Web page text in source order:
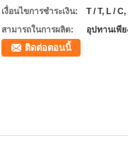
เงื่อนไขการชำระเงิน:
T / T, L /
สามารถในการผลิต:
อุปทานเพี
ติดต่อตอนนี้